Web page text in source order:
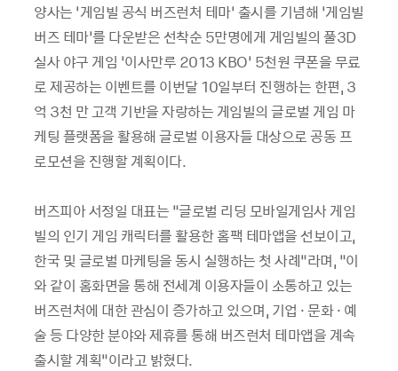
양사는 ‘게임빌 공식 버즈런처 테마’ 출시를 기념해 ‘게임빌
버즈 테마’를 다운받은 선착순 5만명에게 게임빌의 풀3D
실사 야구 게임 ‘이사만루 2013 KBO’ 5천원 쿠폰을 무료
로 제공하는 이벤트를 이번달10일부터 진행하는 한편, 3
억 3천 만 고객 기반을 자랑하는 게임빌의 글로벌 게임 마
케팅 플랫폼을 활용해 글로벌 이용자들 대상으로 공동 프
로모션을 진행할 계획이다.
버즈피아 서정일 대표는 “글로벌 리딩 모바일게임사 게임
빌의 인기 게임 캐릭터를 활용한 홈팩 테마앱을 선보이고,
한국 및 글로벌 마케팅을 동시 실행하는 첫 사례“라며, “이
와 같이 홈화면을 통해 전세계 이용자들이 소통하고 있는
버즈런처에 대한 관심이 증가하고 있으며, 기업 · 문화 · 예
술 등 다양한 분야와 제휴를 통해 버즈런처 테마앱을 계속
출시할 계획”이라고 밝혔다.